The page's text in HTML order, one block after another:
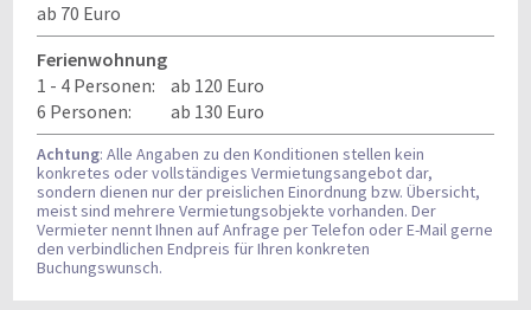
ab 70 Euro
Ferienwohnung
1 - 4 Personen:
ab 120 Euro
6 Personen:
ab 130 Euro
Achtung: Alle Angaben zu den Konditionen stellen kein
konkretes oder vollständiges Vermietungsangebot dar,
sondern dienen nur der preislichen Einordnung bzw. Übersicht,
meist sind mehrere Vermietungsobjekte vorhanden. Der
Vermieter nennt Ihnen auf Anfrage per Telefon oder E-Mail gerne
den verbindlichen Endpreis für Ihren konkreten
Buchungswunsch.